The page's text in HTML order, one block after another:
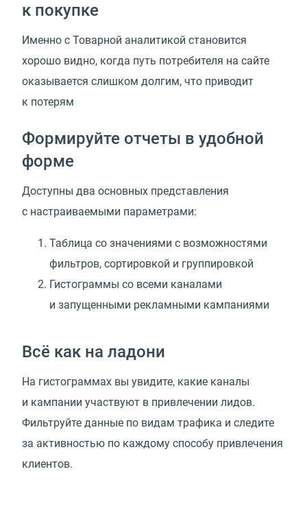
к покупке
Именно с Товарной аналитикой становится
хорошо видно, когда путь потребителя на сайте
оказывается слишком долгим, что приводит
к потерям
Формируйте отчеты в удобной
форме
Доступны два основных представления
с настраиваемыми параметрами:
Таблица со значениями с возможностями
фильтров, сортировкой и группировкой
Гистограммы со всеми каналами
и запущенными рекламными кампаниями
Всё как на ладони
На гистограммах вы увидите, какие каналы
и кампании участвуют в привлечении лидов.
Фильтруйте данные по видам трафика и следите
за активностью по каждому способу привлечения
клиентов.